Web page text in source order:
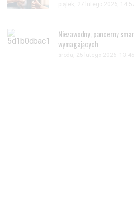
piątek, 27 lutego 2026,
Niezawodny, pancerny
wymagających
środa, 25 lutego 2026, 13:45